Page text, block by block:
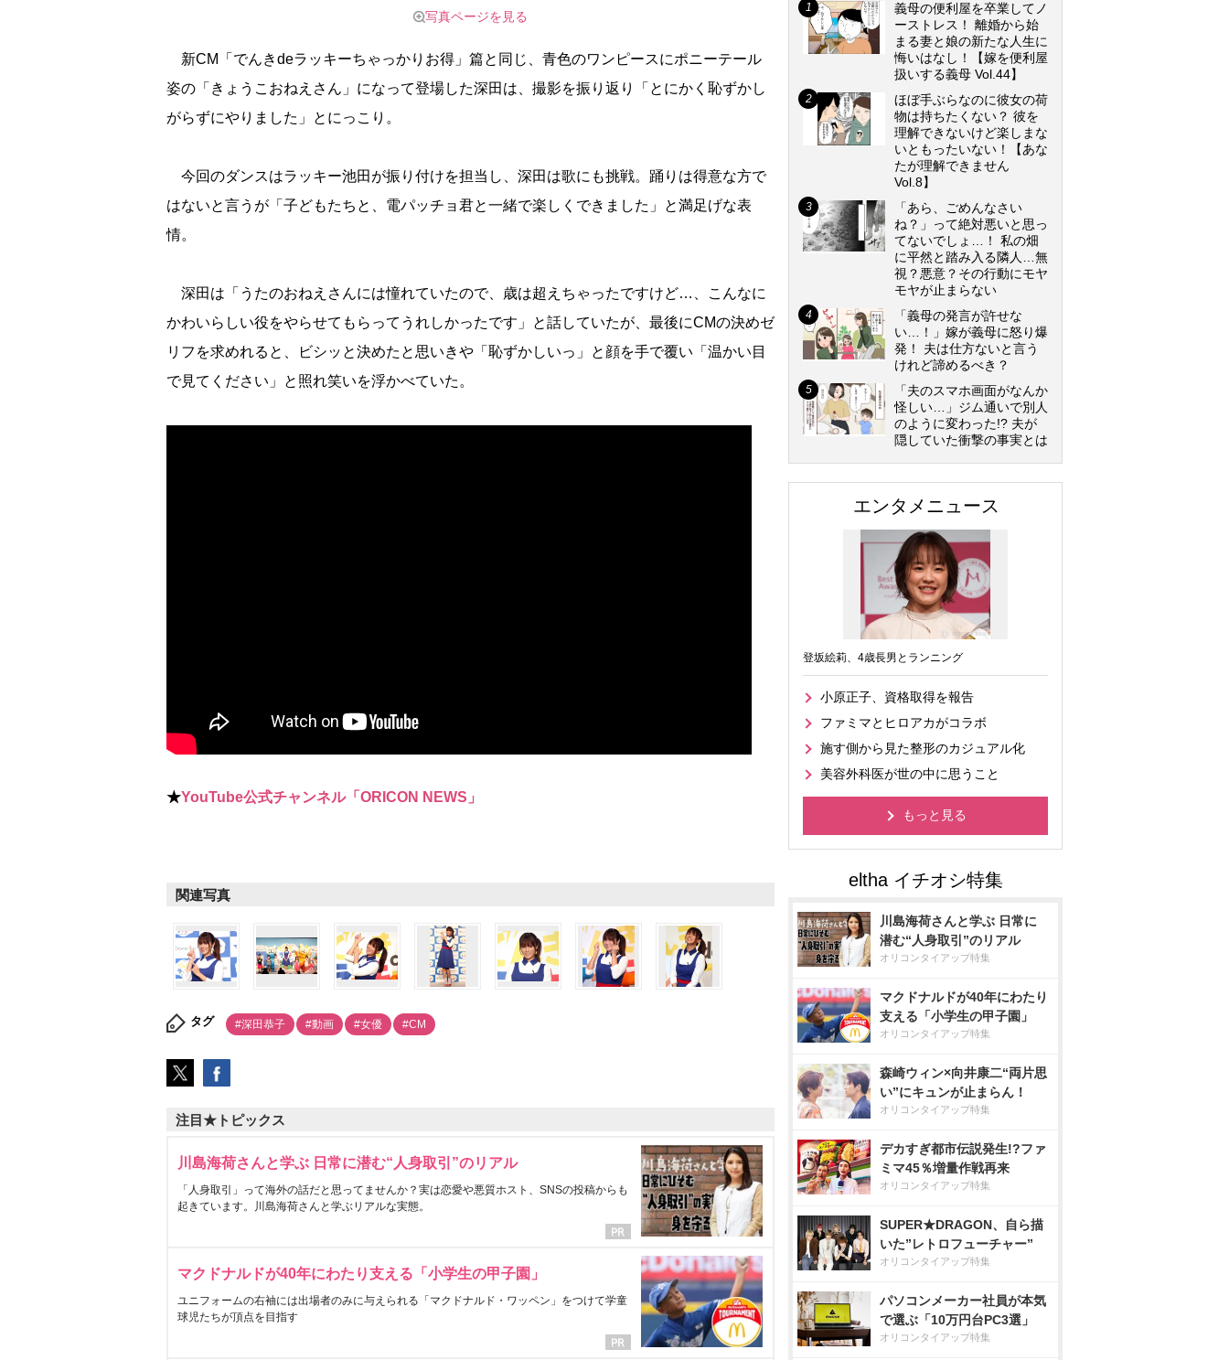
写真ページを見る
新CM「でんきdeラッキーちゃっかりお得」篇と同じ、青色のワンピースにポニーテール
姿の「きょうこおねえさん」になって登場した深田は、撮影を振り返り「とにかく恥ずかし
がらずにやりました」とにっこり。
今回のダンスはラッキー池田が振り付けを担当し、深田は歌にも挑戦。踊りは得意な方で
はないと言うが「子どもたちと、電パッチョ君と一緒で楽しくできました」と満足げな表
情。
深田は「うたのおねえさんには憧れていたので、歳は超えちゃったですけど…、こんなに
かわいらしい役をやらせてもらってうれしかったです」と話していたが、最後にCMの決めゼ
リフを求めれると、ビシッと決めたと思いきや「恥ずかしいっ」と顔を手で覆い「温かい目
で見てください」と照れ笑いを浮かべていた。
★YouTube公式チャンネル「ORICON NEWS」
関連写真
タグ #深田恭子 #動画 #女優 #CM
注目★トピックス
川島海荷さんと学ぶ 日常に潜む“人身取引”のリアル
「人身取引」って海外の話だと思ってませんか？実は恋愛や悪質ホスト、SNSの投稿からも
起きています。川島海荷さんと学ぶリアルな実態。
マクドナルドが40年にわたり支える「小学生の甲子園」
ユニフォームの右袖には出場者のみに与えられる「マクドナルド・ワッペン」をつけて学童
球児たちが頂点を目指す
義母の便利屋を卒業してノ
ーストレス！ 離婚から始
まる妻と娘の新たな人生に
悔いはなし！【嫁を便利屋
扱いする義母 Vol.44】
ほぼ手ぶらなのに彼女の荷
物は持ちたくない？ 彼を
理解できないけど楽しまな
いともったいない！【あな
たが理解できません
Vol.8】
「あら、ごめんなさい
ね？」って絶対悪いと思っ
てないでしょ…！ 私の畑
に平然と踏み入る隣人…無
視？悪意？その行動にモヤ
モヤが止まらない
「義母の発言が許せな
い…！」嫁が義母に怒り爆
発！ 夫は仕方ないと言う
けれど諦めるべき？
「夫のスマホ画面がなんか
怪しい…」ジム通いで別人
のように変わった!? 夫が
隠していた衝撃の事実とは
エンタメニュース
登坂絵莉、4歳長男とランニング
小原正子、資格取得を報告
ファミマとヒロアカがコラボ
施す側から見た整形のカジュアル化
美容外科医が世の中に思うこと
もっと見る
川島海荷さんと学ぶ 日常に
潜む“人身取引”のリアル
オリコンタイアップ特集
マクドナルドが40年にわたり
支える「小学生の甲子園」
オリコンタイアップ特集
森崎ウィン×向井康二“両片思
い”にキュンが止まらん！
オリコンタイアップ特集
デカすぎ都市伝説発生!?ファ
ミマ45％増量作戦再来
オリコンタイアップ特集
SUPER★DRAGON、自ら描
いた”レトロフューチャー”
オリコンタイアップ特集
パソコンメーカー社員が本気
で選ぶ「10万円台PC3選」
オリコンタイアップ特集